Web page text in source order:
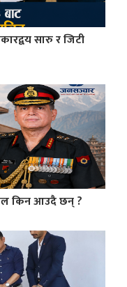
सारु र जिटी
किन आउदै छन् ?